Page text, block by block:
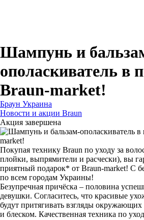
Шампунь и
ополаскиватель в
Braun-market!
Браун Украина
Новости и акции Braun
Акция завершена
Покупая технику Braun по уходу за
плойки, выпрямители и расчески), вы
приятный подарок* от Braun-market! С
по всем городам Украины!
Безупречная причёска – половина
девушки. Согласитесь, что красивые
будут притягивать взгляды
и блеском. Качественная техника по